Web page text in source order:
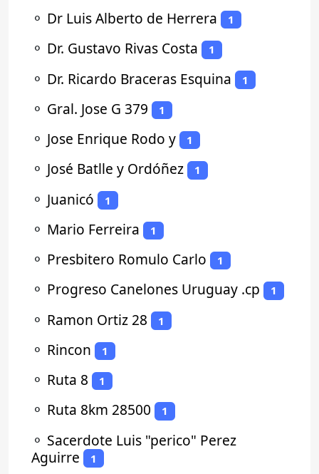
⚬ Dr Luis Alberto de Herrera 1
⚬ Dr. Gustavo Rivas Costa 1
⚬ Dr. Ricardo Braceras Esquina 1
⚬ Gral. Jose G 379 1
⚬ Jose Enrique Rodo y 1
⚬ José Batlle y Ordóñez 1
⚬ Juanicó 1
⚬ Mario Ferreira 1
⚬ Presbitero Romulo Carlo 1
⚬ Progreso Canelones Uruguay .cp 1
⚬ Ramon Ortiz 28 1
⚬ Rincon 1
⚬ Ruta 8 1
⚬ Ruta 8km 28500 1
⚬ Sacerdote Luis "perico" Perez
Aguirre
1